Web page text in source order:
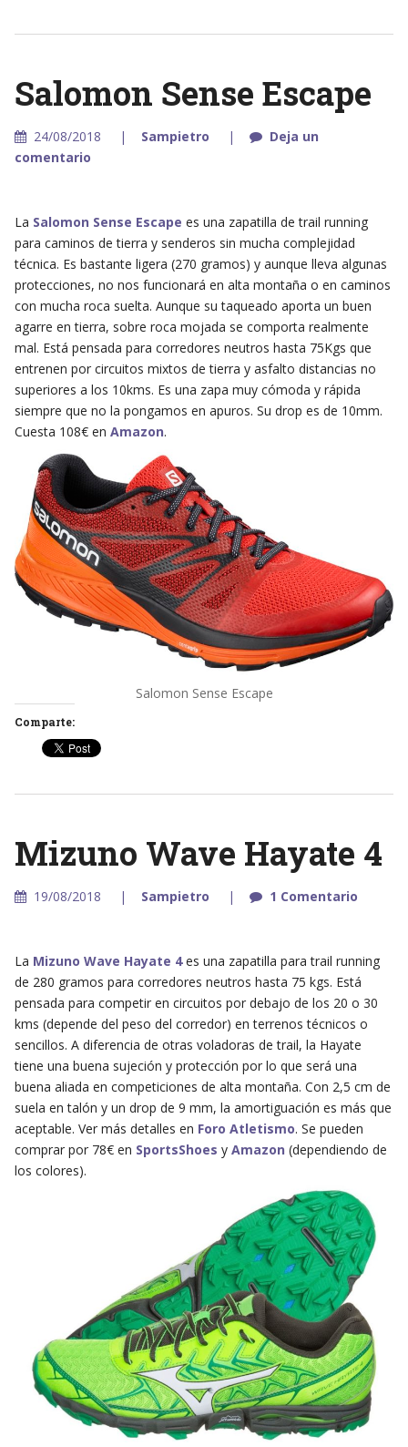
Salomon Sense Escape
24/08/2018 Sampietro
Deja un
comentario
La Salomon Sense Escape es una zapatilla de trail running
para caminos de tierra y senderos sin mucha complejidad
técnica. Es bastante ligera (270 gramos) y aunque lleva algunas
protecciones, no nos funcionará en alta montaña o en caminos
con mucha roca suelta. Aunque su taqueado aporta un buen
agarre en tierra, sobre roca mojada se comporta realmente
mal. Está pensada para corredores neutros hasta 75Kgs que
entrenen por circuitos mixtos de tierra y asfalto distancias no
superiores a los 10kms. Es una zapa muy cómoda y rápida
siempre que no la pongamos en apuros. Su drop es de 10mm.
Cuesta 108€ en Amazon.
Salomon Sense Escape
Comparte:
Mizuno Wave Hayate 4
19/08/2018 Sampietro 1 Comentario
La Mizuno Wave Hayate 4es una zapatilla para trail running
de 280 gramos para corredores neutros hasta 75 kgs. Está
pensada para competir en circuitos por debajo de los 20 o 30
kms (depende del peso del corredor) en terrenos técnicos o
sencillos. A diferencia de otras voladoras de trail, la Hayate
tiene una buena sujeción y protección por lo que será una
buena aliada en competiciones de alta montaña. Con 2,5 cm de
suela en talón y un drop de 9 mm, la amortiguación es más que
aceptable. Ver más detalles en Foro Atletismo. Se pueden
comprar por 78€ en SportsShoes y Amazon (dependiendo de
los colores).